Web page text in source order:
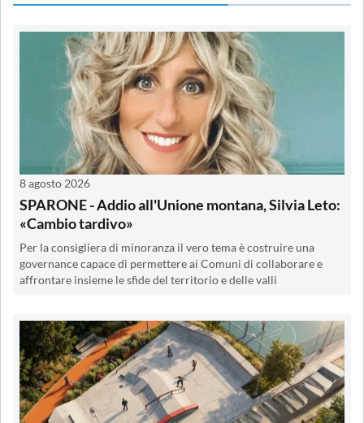
8 agosto 2026
SPARONE - Addio all'Unione montana, Silvia Leto:
«Cambio tardivo»
Per la consigliera di minoranza il vero tema è costruire una
governance capace di permettere ai Comuni di collaborare e
affrontare insieme le sfide del territorio e delle valli